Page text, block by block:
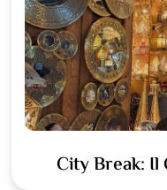
City Break: